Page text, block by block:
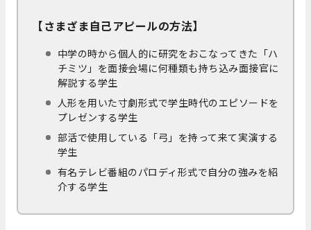
【さまざま自己アピールの方法】
中学の時から個人的に研究をおこなってきた「ハ
チミツ」を面接会場に何種類も持ち込み面接官に
解説する学生
人形を用いた寸劇形式で学生時代のエピソードを
プレゼンする学生
部活で使用している「弓」を持って来て実演する
学生
有名テレビ番組のパロディ形式で自分の強みを紹
介する学生